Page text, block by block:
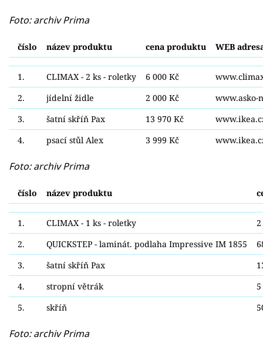
Foto: archiv Prima
číslo název produktu cena produktu WEB
1. CLIMAX - 2 ks - roletky 6 000 Kč
2.
jídelní židle 2 000 Kč
www.asko-
3.
šatní skříň Pax 13 970 Kč
4.
psací stůl Alex 3 999 Kč
Foto: archiv Prima
číslo název produktu
1. CLIMAX - 1 ks - roletky
2.
QUICKSTEP - laminát. podlaha Impressive IM 1855
3.
šatní skříň Pax
4.
stropní větrák
5.
skříň
Foto: archiv Prima